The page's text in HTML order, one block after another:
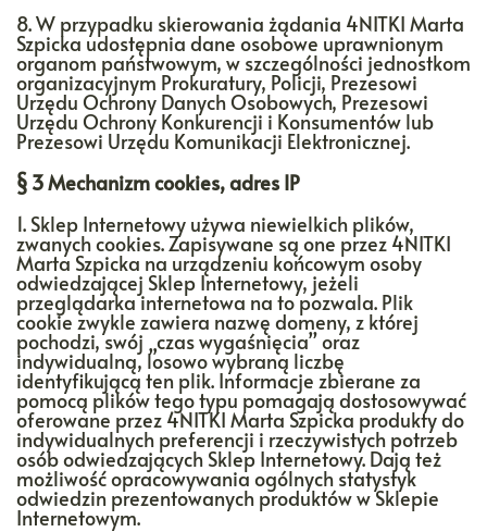
8. W przypadku skierowania żądania 4NITKI Marta
Szpicka udostępnia dane osobowe uprawnionym
organom państwowym, w szczególności jednostkom
organizacyjnym Prokuratury, Policji, Prezesowi
Urzędu Ochrony Danych Osobowych, Prezesowi
Urzędu Ochrony Konkurencji i Konsumentów lub
Prezesowi Urzędu Komunikacji Elektronicznej.
§ 3 Mechanizm cookies, adres IP
1. Sklep Internetowy używa niewielkich plików,
zwanych cookies. Zapisywane są one przez 4NITKI
Marta Szpicka na urządzeniu końcowym osoby
odwiedzającej Sklep Internetowy, jeżeli
przeglądarka internetowa na to pozwala. Plik
cookie zwykle zawiera nazwę domeny, z której
pochodzi, swój „czas wygaśnięcia” oraz
indywidualną, losowo wybraną liczbę
identyfikującą ten plik. Informacje zbierane za
pomocą plików tego typu pomagają dostosowywać
oferowane przez 4NITKI Marta Szpicka produkty do
indywidualnych preferencji i rzeczywistych potrzeb
osób odwiedzających Sklep Internetowy. Dają też
możliwość opracowywania ogólnych statystyk
odwiedzin prezentowanych produktów w Sklepie
Internetowym.